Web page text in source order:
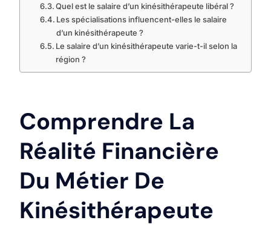
Quel est le salaire d’un kinésithérapeute libéral ?
Les spécialisations influencent-elles le salaire
d’un kinésithérapeute ?
Le salaire d’un kinésithérapeute varie-t-il selon la
région ?
Comprendre La
Réalité Financière
Du Métier De
Kinésithérapeute